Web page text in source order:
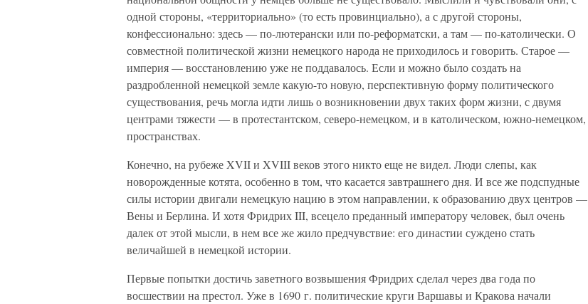
одной стороны, «территориально» (то есть провинциально), а с другой стороны,
конфессионально: здесь — по-лютерански или по-реформатски, а там — по-католически. О
совместной политической жизни немецкого народа не приходилось и говорить. Старое —
империя — восстановлению уже не поддавалось. Если и можно было создать на
раздробленной немецкой земле какую-то новую, перспективную форму политического
существования, речь могла идти лишь о возникновении двух таких форм жизни, с двумя
центрами тяжести — в протестантском, северо-немецком, и в католическом, южно-немецком,
пространствах.
Конечно, на рубеже XVII и XVIII веков этого никто еще не видел. Люди слепы, как
новорожденные котята, особенно в том, что касается завтрашнего дня. И все же подспудные
силы истории двигали немецкую нацию в этом направлении, к образованию двух центров —
Вены и Берлина. И хотя Фридрих III, всецело преданный императору человек, был очень
далек от этой мысли, в нем все же жило предчувствие: его династии суждено стать
величайшей в немецкой истории.
Первые попытки достичь заветного возвышения Фридрих сделал через два года по
восшествии на престол. Уже в 1690 г. политические круги Варшавы и Кракова начали